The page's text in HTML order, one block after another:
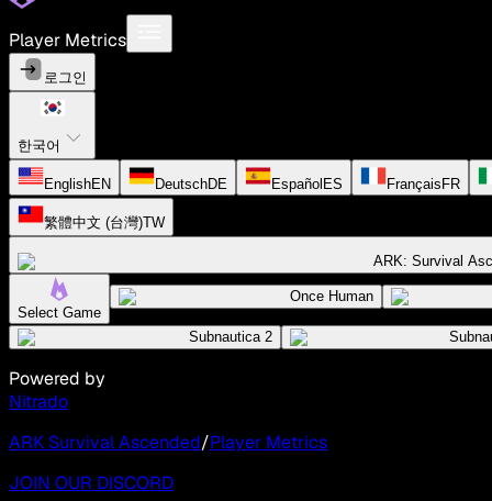
Player Metrics
로그인
한국어
EnglishEN DeutschDE Español ES Français FR
繁體中文 (台灣)TW
ARK: Survival
Select Game
Once Human
Subnautica 2
Powered by
Nitrado
ARK Survival Ascended/Player Metrics
JOIN OUR DISCORD